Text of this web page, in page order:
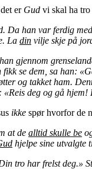
er Gud vi skal ha tro
Da han var ferdig
La din vilje skje på
gjennom
se dem, sa han:
og takket ham.
deg og gå hjem!
ikke spør hvorfor de
at de alltid skulle be
hjelpe sine utvalgte
tro har frelst deg.»